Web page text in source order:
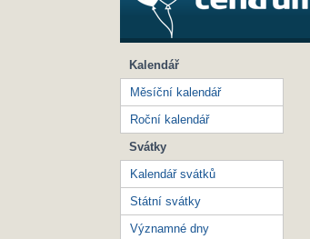
Kalendář
Měsíční kalendář
Roční kalendář
Svátky
Kalendář svátků
Státní svátky
Významné dny